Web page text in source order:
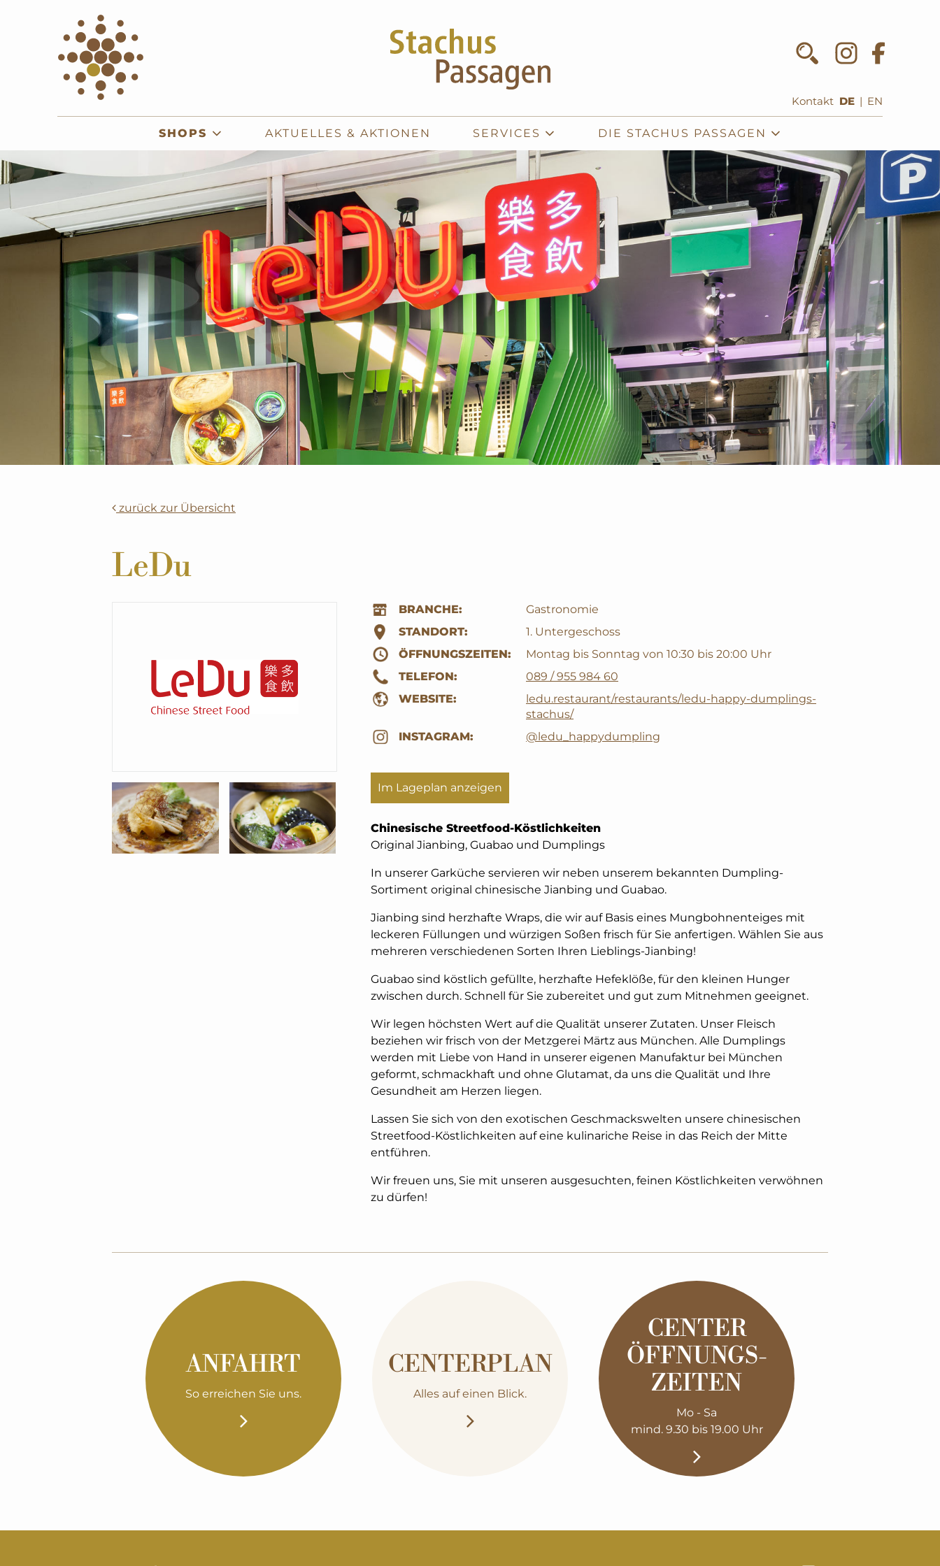
DE | EN
Kontakt
SHOPS AKTUELLES & AKTIONEN SERVICES DIE STACHUS PASSAGEN
zurück zur Übersicht
LeDu
BRANCHE:
Gastronomie
STANDORT:
1. Untergeschoss
ÖFFNUNGSZEITEN:
Montag bis Sonntag von 10:30 bis 20:00 Uhr
TELEFON:
089 / 955 984 60
WEBSITE:
ledu.restaurant/restaurants/ledu-happy-dumplings-
stachus/
INSTAGRAM:
@ledu_happydumpling
Im Lageplan anzeigen
Chinesische Streetfood-Köstlichkeiten
Original Jianbing, Guabao und Dumplings
In unserer Garküche servieren wir neben unserem bekannten Dumpling-
Sortiment original chinesische Jianbing und Guabao.
Jianbing sind herzhafte Wraps, die wir auf Basis eines Mungbohnenteiges mit
leckeren Füllungen und würzigen Soßen frisch für Sie anfertigen. Wählen Sie aus
mehreren verschiedenen Sorten Ihren Lieblings-Jianbing!
Guabao sind köstlich gefüllte, herzhafte Hefeklöße, für den kleinen Hunger
zwischen durch. Schnell für Sie zubereitet und gut zum Mitnehmen geeignet.
Wir legen höchsten Wert auf die Qualität unserer Zutaten. Unser Fleisch
beziehen wir frisch von der Metzgerei Märtz aus München. Alle Dumplings
werden mit Liebe von Hand in unserer eigenen Manufaktur bei München
geformt, schmackhaft und ohne Glutamat, da uns die Qualität und Ihre
Gesundheit am Herzen liegen.
Lassen Sie sich von den exotischen Geschmackswelten unsere chinesischen
Streetfood-Köstlichkeiten auf eine kulinariche Reise in das Reich der Mitte
entführen.
Wir freuen uns, Sie mit unseren ausgesuchten, feinen Köstlichkeiten verwöhnen
zu dürfen!
ANFAHRT
So erreichen Sie uns.
CENTERPLAN
Alles auf einen Blick.
CENTER
ÖFFNUNGS­
ZEITEN
Mo - Sa
mind. 9.30 bis 19.00 Uhr